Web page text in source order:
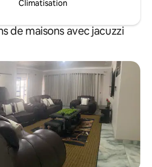
Climatisation
de maisons avec jacuzzi